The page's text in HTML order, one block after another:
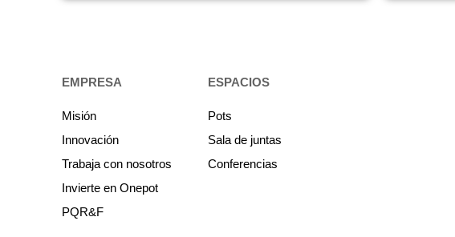
EMPRESA
Misión
Innovación
Trabaja con nosotros
Invierte en Onepot
PQR&F
ESPACIOS
Pots
Sala de juntas
Conferencias